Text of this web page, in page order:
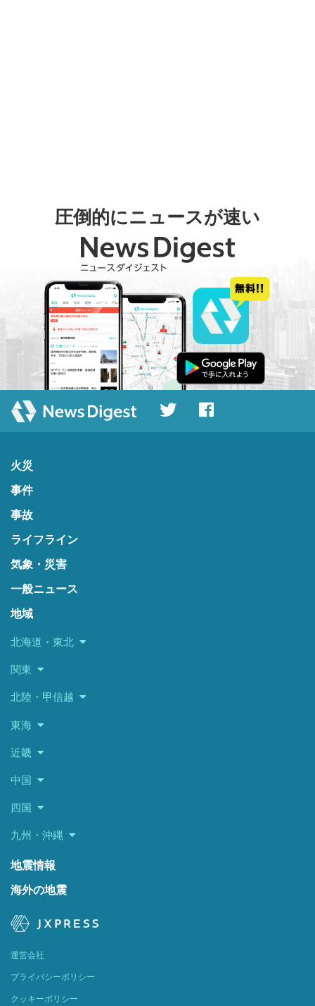
圧倒的にニュースが速い
火災
事件
事故
ライフライン
気象・災害
一般ニュース
地域
北海道・東北
関東
北陸・甲信越
東海
近畿
中国
四国
九州・沖縄
地震情報
海外の地震
運営会社
プライバシーポリシー
クッキーポリシー